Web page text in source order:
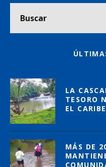
LA
TESORO
EL
MÁS DE